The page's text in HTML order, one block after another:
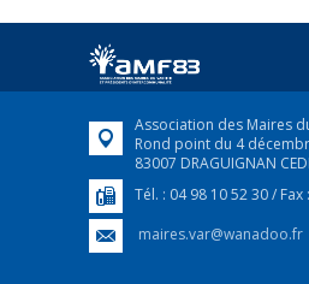
Afin d’accompagner au
FEUILLETER
Association des Maires
Rond point du 4
83007 DRAGUIGNAN
Tél. : 04 98 10 52 30 /
maires.var@wanadoo.fr